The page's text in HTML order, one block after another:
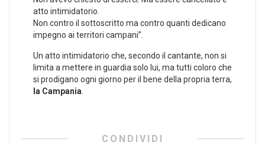
atto intimidatorio.
Non contro il sottoscritto ma contro quanti dedicano
impegno ai territori campani”.
Un atto intimidatorio che, secondo il cantante, non si
limita a mettere in guardia solo lui, ma tutti coloro che
si prodigano ogni giorno per il bene della propria terra,
la Campania
CONDIVIDI